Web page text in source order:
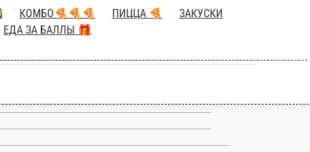
НАБОРЫ (СЕТЫ) 🍱
КОМБО🍕🍕
САЛАТЫ/СУПЫ 🍜